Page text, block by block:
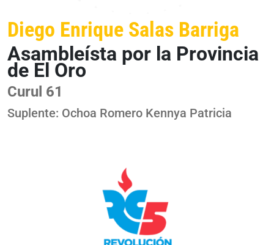
Diego Enrique Salas Barriga
Asambleísta por la Provincia
de El Oro
Curul 61
Suplente: Ochoa Romero Kennya Patricia